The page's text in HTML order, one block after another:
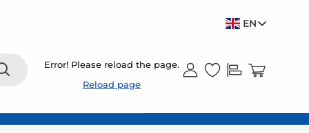
EN
Error! Please reload the page.
Reload page